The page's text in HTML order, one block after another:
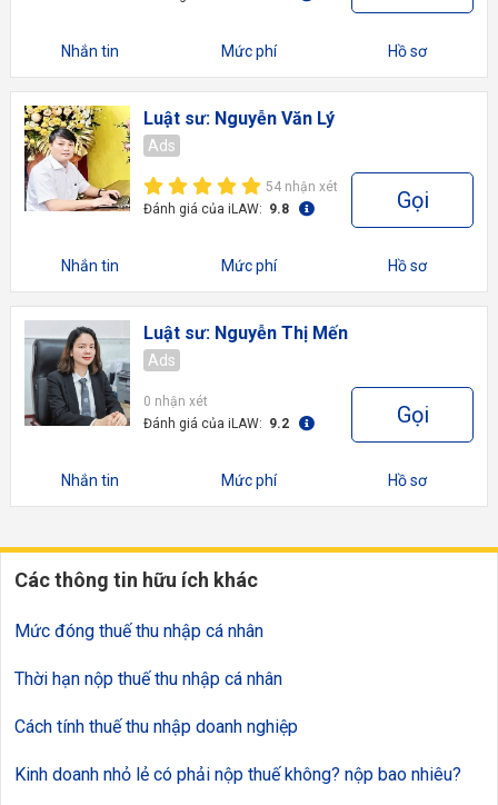
Nhắn tin Mức phí Hồ sơ
Luật sư: Nguyễn Văn Lý
Ads
54 nhận xét
Đánh giá của iLAW: 9.8 Gọi
Nhắn tin Mức phí Hồ sơ
Luật sư: Nguyễn Thị Mến
Ads
0 nhận xét
Đánh giá của iLAW: 9.2 Gọi
Nhắn tin Mức phí Hồ sơ
Các thông tin hữu ích khác
Mức đóng thuế thu nhập cá nhân
Thời hạn nộp thuế thu nhập cá nhân
Cách tính thuế thu nhập doanh nghiệp
Kinh doanh nhỏ lẻ có phải nộp thuế không? nộp bao nhiêu?